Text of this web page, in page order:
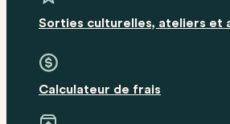
Sorties culturelles, ateliers et
Calculateur de frais